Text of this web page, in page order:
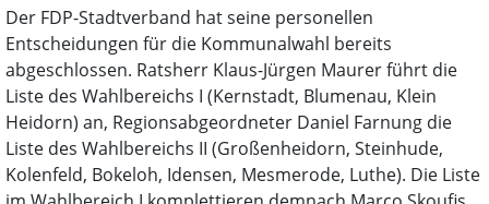
Der FDP-Stadtverband hat seine personellen
Entscheidungen für die Kommunalwahl bereits
abgeschlossen. Ratsherr Klaus-Jürgen Maurer führt die
Liste des Wahlbereichs I (Kernstadt, Blumenau, Klein
Heidorn) an, Regionsabgeordneter Daniel Farnung die
Liste des Wahlbereichs II (Großenheidorn, Steinhude,
Kolenfeld, Bokeloh, Idensen, Mesmerode, Luthe). Die Liste